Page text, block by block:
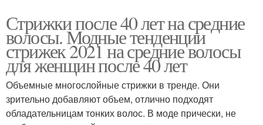
Стрижки после 40 лет на средние
волосы. Модные тенденции
стрижек 2021 на средние волосы
для женщин после 40 лет
Объемные многослойные стрижки в тренде. Они
зрительно добавляют объем, отлично подходят
обладательницам тонких волос. В моде прически, не